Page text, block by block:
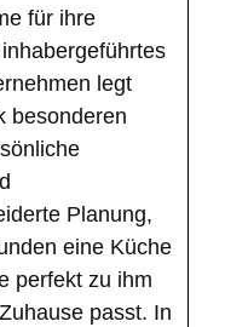
für ihre
legt
besonderen
Planung,
eine Küche
perfekt zu ihm
passt. In